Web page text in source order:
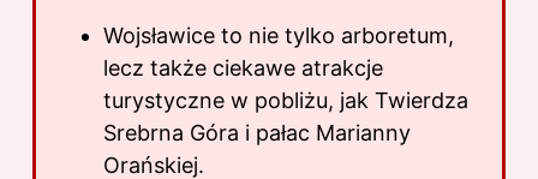
Wojsławice to nie tylko arboretum,
lecz także ciekawe atrakcje
turystyczne w pobliżu, jak Twierdza
Srebrna Góra i pałac Marianny
Orańskiej.